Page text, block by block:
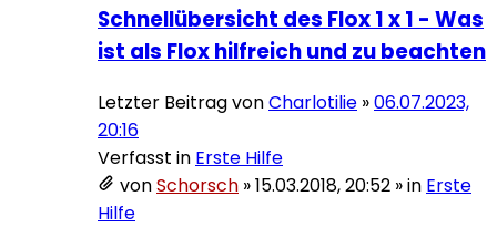
Schnellübersicht des Flox 1 x 1 - Was
ist als Flox hilfreich und zu beachten
Letzter Beitrag vonCharlotilie »06.07.2023,
20:16
Verfasst in Erste Hilfe
vonSchorsch »15.03.2018, 20:52 » in Erste
Hilfe